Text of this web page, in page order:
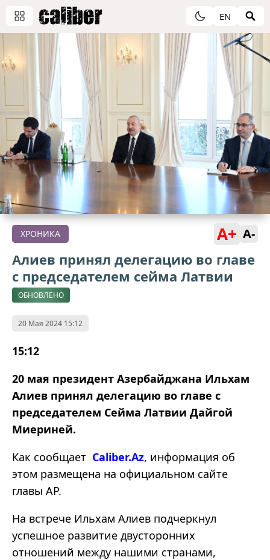
EN
ХРОНИКА A+ A-
Алиев принял делегацию во главе
с председателем сейма Латвии
ОБНОВЛЕНО
20 Мая 2024 15:12
15:12
20 мая президент Азербайджана Ильхам
Алиев принял делегацию во главе с
председателем Сейма Латвии Дайгой
Миериней.
Как сообщает Caliber.Az, информация об
этом размещена на официальном сайте
главы АР.
На встрече Ильхам Алиев подчеркнул
успешное развитие двусторонних
отношений между нашими странами,